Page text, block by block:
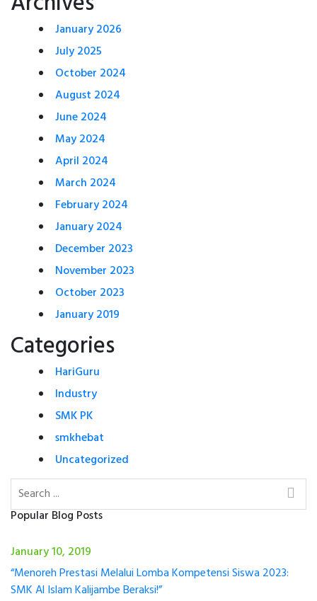
January 2026
July 2025
October 2024
August 2024
June 2024
May 2024
April 2024
March 2024
February 2024
January 2024
December 2023
November 2023
October 2023
January 2019
Categories
HariGuru
Industry
SMK PK
smkhebat
Uncategorized
Popular Blog Posts
January 10, 2019
“Menoreh Prestasi Melalui Lomba Kompetensi Siswa 2023:
SMK Al Islam Kalijambe Beraksi!”